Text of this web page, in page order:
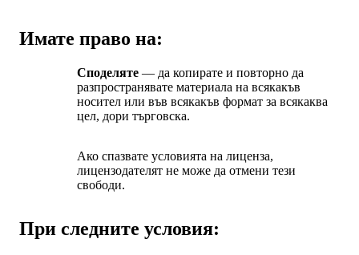
Имате право на:
Споделяте — да копирате и повторно да
разпространявате материала на всякакъв
носител или във всякакъв формат за всякаква
цел, дори търговска.
Ако спазвате условията на лиценза,
лицензодателят не може да отмени тези
свободи.
При следните условия: